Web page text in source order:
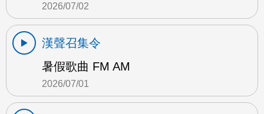
2026/07/02
漢聲召集令
暑假歌曲 FM AM
2026/07/01